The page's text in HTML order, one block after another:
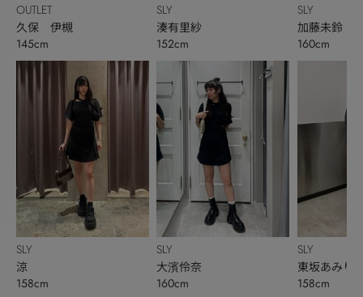
OUTLET
久保 伊槻
145cm
SLY
涼
158cm
SLY
湊有里紗
152cm
SLY
大濱伶奈
160cm
SLY
加藤未鈴
160cm
SLY
東坂あみり
158cm